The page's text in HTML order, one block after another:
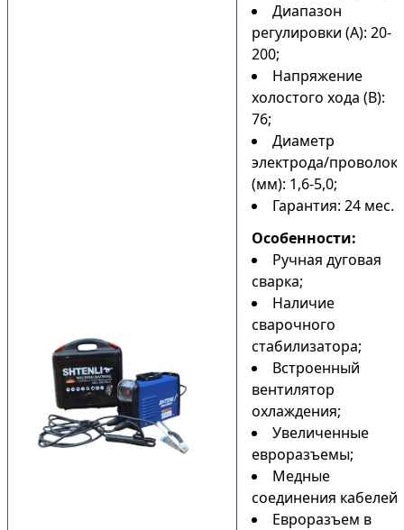
Диапазон
регулировки (А): 20-
200;
Напряжение
холостого хода (В):
76;
Диаметр
электрода/
(мм): 1,6-5,0;
Гарантия: 24 мес.
Особенности:
Ручная дуговая
сварка;
Наличие
сварочного
стабилизатора;
Встроенный
вентилятор
охлаждения;
Увеличенные
евроразъемы;
Медные
соединения кабелей;
Евроразъем в